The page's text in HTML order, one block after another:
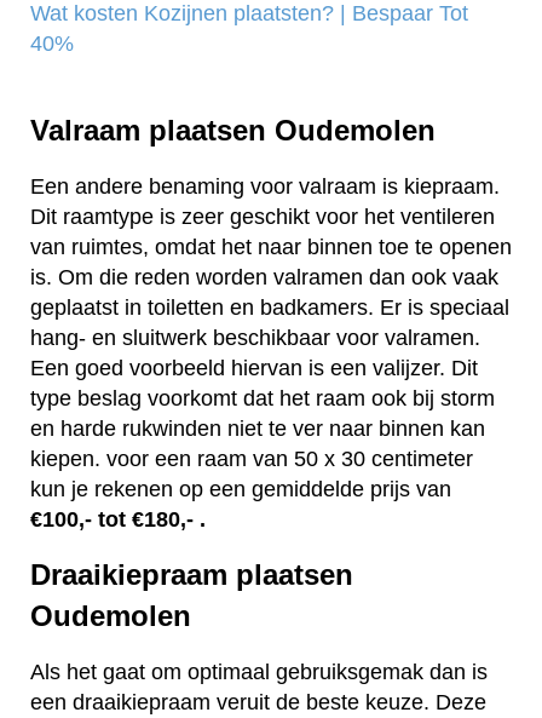
Wat kosten Kozijnen plaatsten? | Bespaar Tot
40%‎
Valraam plaatsen Oudemolen
Een andere benaming voor valraam is kiepraam.
Dit raamtype is zeer geschikt voor het ventileren
van ruimtes, omdat het naar binnen toe te openen
is. Om die reden worden valramen dan ook vaak
geplaatst in toiletten en badkamers. Er is speciaal
hang- en sluitwerk beschikbaar voor valramen.
Een goed voorbeeld hiervan is een valijzer. Dit
type beslag voorkomt dat het raam ook bij storm
en harde rukwinden niet te ver naar binnen kan
kiepen. voor een raam van 50 x 30 centimeter
kun je rekenen op een gemiddelde prijs van
€100,- tot €180,- .
Draaikiepraam plaatsen
Oudemolen
Als het gaat om optimaal gebruiksgemak dan is
een draaikiepraam veruit de beste keuze. Deze